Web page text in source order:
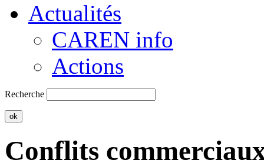
Actualités
CAREN info
Actions
Recherche
Conflits